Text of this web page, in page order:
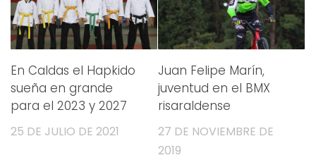
En Caldas el Hapkido
sueña en grande
para el 2023 y 2027
25 DE JULIO DE 2021
Juan Felipe Marín,
juventud en el BMX
risaraldense
27 DE NOVIEMBRE DE
2019